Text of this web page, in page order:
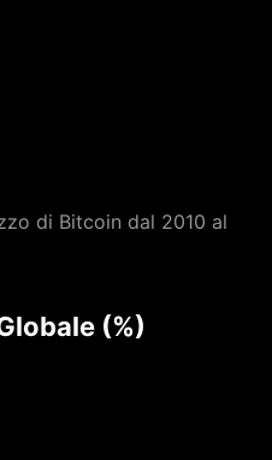
di Bitcoin dal 2010 al
(%)